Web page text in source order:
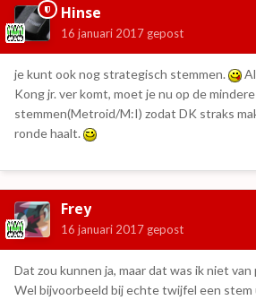
Hinse
16 januari 2017 gepost
je kunt ook nog strategisch stemmen.
Kong jr. ver komt, moet je nu op de
stemmen(Metroid/M:I) zodat DK straks
ronde haalt.
Frey
16 januari 2017 gepost
Dat zou kunnen ja, maar dat was ik niet van
Wel bijvoorbeeld bij echte twijfel een